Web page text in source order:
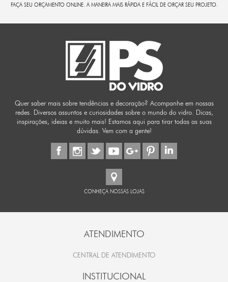
FAÇA SEU ORÇAMENTO ONLINE. A MANEIRA MAIS RÁPIDA E FÁCIL DE ORÇAR SEU PROJETO.
Quer saber mais sobre tendências e decoração? Acompanhe em nossas
redes. Diversos assuntos e curiosidades sobre o mundo do vidro. Dicas,
inspirações, ideias e muito mais! Estamos aqui para tirar todas as suas
dúvidas. Vem com a gente!
CONHEÇA NOSSAS LOJAS
ATENDIMENTO
CENTRAL DE ATENDIMENTO
INSTITUCIONAL